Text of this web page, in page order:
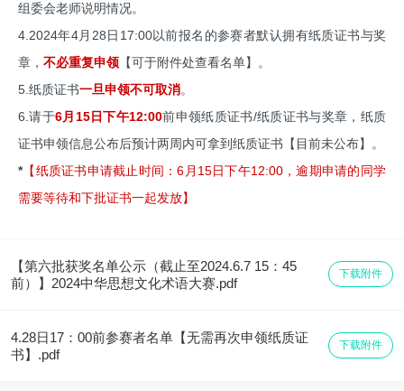
组委会老师说明情况。
4.2024年4月28日17:00以前报名的参赛者默认拥有纸质证书与奖
章， 不必重复申领 【可于附件处查看名单】。
5.纸质证书一旦申领不可取消。
6.请于6月15日下午12:00前申领纸质证书/纸质证书与奖章，纸质
证书申领信息公布后预计两周内可拿到纸质证书【目前未公布】。
*【纸质证书申请截止时间：6月15日下午12:00，逾期申请的同学
需要等待和下批证书一起发放】
【第六批获奖名单公示（截止至2024.6.7 15：45
前）】2024中华思想文化术语大赛.pdf
下载附件
4.28日17：00前参赛者名单【无需再次申领纸质证
书】.pdf
下载附件